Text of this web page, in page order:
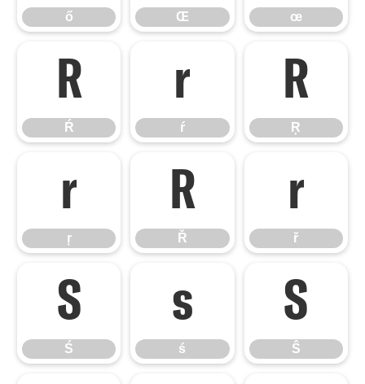
ő Œ œ
Ŕ
Ŕ
ŕ
ŕ
Ŗ
Ŗ
ŗ
ŗ
Ř
Ř
ř
ř
Ś
Ś
ś
ś
Ŝ
Ŝ